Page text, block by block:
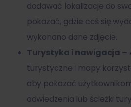
dodawać lokalizacje do
pokazać, gdzie coś się
wykonano dane zdjęcie.
Turystyka i nawigacja –
turystyczne i mapy
aby pokazać
odwiedzenia lub ścieżki